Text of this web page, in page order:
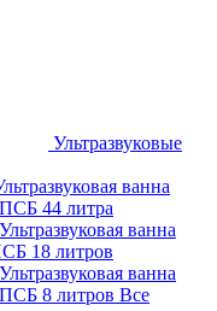
Ультразвуковые
ванна
ПСБ 44 литра
Ультразвуковая ванна
18 литров
Ультразвуковая ванна
ПСБ 8 литров Все